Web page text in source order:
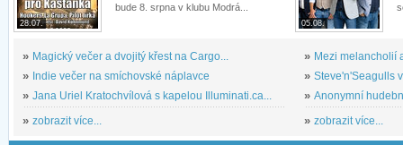
28.07.
bude 8. srpna v klubu Modrá...
» Magický večer a dvojitý křest na Cargo...
» Indie večer na smíchovské náplavce
» Jana Uriel Kratochvílová s kapelou Illuminati.ca...
» zobrazit více...
05.08.
» Mezi melancholií
» Steve'n'Seagulls
» Anonymní
» zobrazit více...